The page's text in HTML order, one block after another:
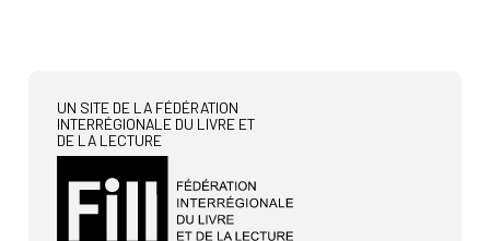
UN SITE DE LA FÉDÉRATION
INTERRÉGIONALE DU LIVRE ET
DE LA LECTURE